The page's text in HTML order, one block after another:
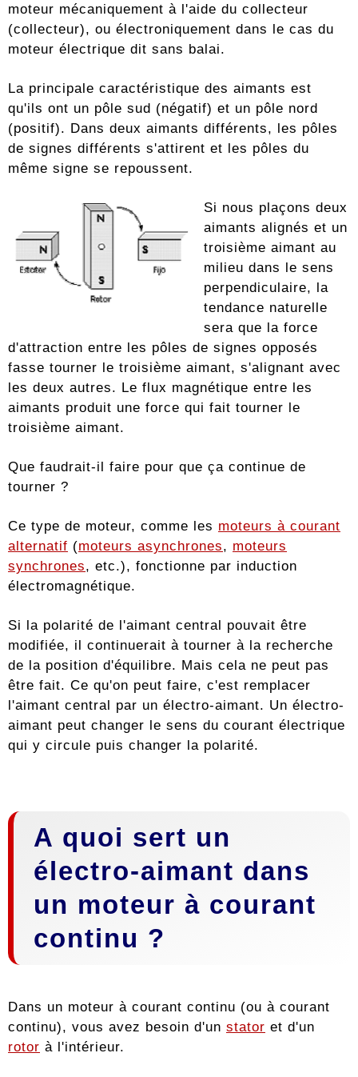
moteur mécaniquement à l'aide du collecteur
(collecteur), ou électroniquement dans le cas du
moteur électrique dit sans balai.
La principale caractéristique des aimants est
qu'ils ont un pôle sud (négatif) et un pôle nord
(positif). Dans deux aimants différents, les pôles
de signes différents s'attirent et les pôles du
même signe se repoussent.
Si nous plaçons deux
aimants alignés et un
troisième aimant au
milieu dans le sens
perpendiculaire, la
tendance naturelle
sera que la force
d'attraction entre les pôles de signes opposés
fasse tourner le troisième aimant, s'alignant avec
les deux autres. Le flux magnétique entre les
aimants produit une force qui fait tourner le
troisième aimant.
Que faudrait-il faire pour que ça continue de
tourner ?
Ce type de moteur, comme les moteurs à courant
alternatif (moteurs asynchrones, moteurs
synchrones, etc.), fonctionne par induction
électromagnétique.
Si la polarité de l'aimant central pouvait être
modifiée, il continuerait à tourner à la recherche
de la position d'équilibre. Mais cela ne peut pas
être fait. Ce qu'on peut faire, c'est remplacer
l'aimant central par un électro-aimant. Un électro-
aimant peut changer le sens du courant électrique
qui y circule puis changer la polarité.
A quoi sert un
électro-aimant dans
un moteur à courant
continu ?
Dans un moteur à courant continu (ou à courant
continu), vous avez besoin d'un stator et d'un
rotor à l'intérieur.